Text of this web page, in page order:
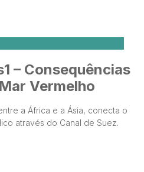
– Consequências
Vermelho
a África e a Ásia, conecta o
através do Canal de Suez.